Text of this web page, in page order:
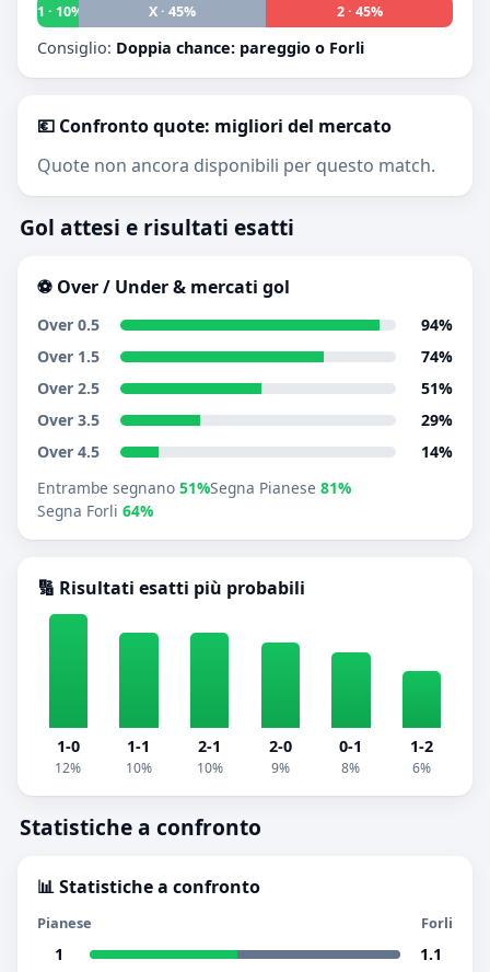
1 · 10%
X · 45% 2 · 45%
Consiglio: Doppia chance: pareggio o Forli
💶 Confronto quote: migliori del mercato
Quote non ancora disponibili per questo match.
Gol attesi e risultati esatti
⚽ Over / Under & mercati gol
Over 0.5
94%
Over 1.5
74%
Over 2.5
51%
Over 3.5
29%
Over 4.5
14%
Entrambe segnano 51%Segna Pianese 81%
Segna Forli 64%
🔢 Risultati esatti più probabili
1-0
12%
1-1
10%
2-1
10%
2-0
9%
0-1
8%
1-2
6%
Statistiche a confronto
📊 Statistiche a confronto
Pianese Forli
1 1.1